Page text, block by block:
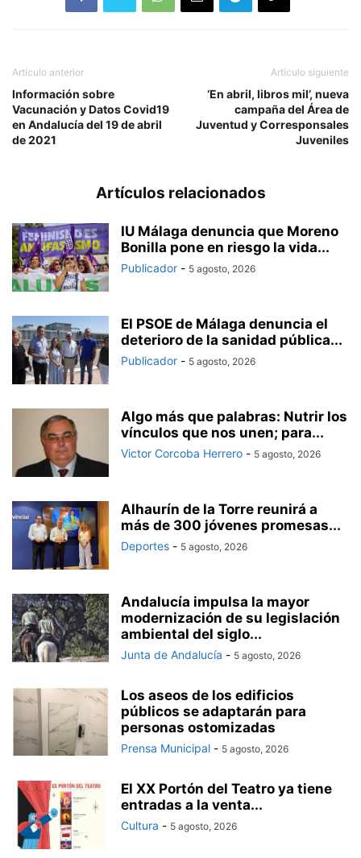
Artículo anterior
Información sobre
Vacunación y Datos Covid19
en Andalucía del 19 de abril
de 2021
Artículo siguiente
‘En abril, libros mil’, nueva
campaña del Área de
Juventud y Corresponsales
Juveniles
Artículos relacionados
IU Málaga denuncia que Moreno
Bonilla pone en riesgo la vida...
Publicador - 5 agosto, 2026
El PSOE de Málaga denuncia el
deterioro de la sanidad pública...
Publicador - 5 agosto, 2026
Algo más que palabras: Nutrir los
vínculos que nos unen; para...
Victor Corcoba Herrero - 5 agosto, 2026
Alhaurín de la Torre reunirá a
más de 300 jóvenes promesas...
Deportes - 5 agosto, 2026
Andalucía impulsa la mayor
modernización de su legislación
ambiental del siglo...
Junta de Andalucía - 5 agosto, 2026
Los aseos de los edificios
públicos se adaptarán para
personas ostomizadas
Prensa Municipal - 5 agosto, 2026
El XX Portón del Teatro ya tiene
entradas a la venta...
Cultura - 5 agosto, 2026